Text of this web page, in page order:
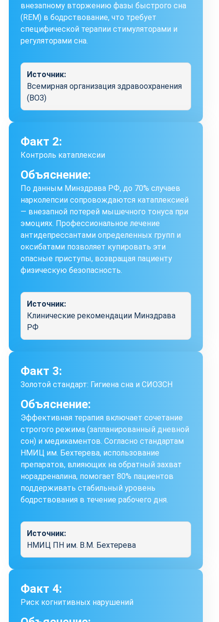
внезапному вторжению фазы быстрого сна
(REM) в бодрствование, что требует
специфической терапии стимуляторами и
регуляторами сна.
Источник:
Всемирная организация здравоохранения
(ВОЗ)
Факт 2:
Контроль катаплексии
Объяснение:
По данным Минздрава РФ, до 70% случаев
нарколепсии сопровождаются катаплексией
— внезапной потерей мышечного тонуса при
эмоциях. Профессиональное лечение
антидепрессантами определенных групп и
оксибатами позволяет купировать эти
опасные приступы, возвращая пациенту
физическую безопасность.
Источник:
Клинические рекомендации Минздрава
РФ
Факт 3:
Золотой стандарт: Гигиена сна и СИОЗСН
Объяснение:
Эффективная терапия включает сочетание
строгого режима (запланированный дневной
сон) и медикаментов. Согласно стандартам
НМИЦ им. Бехтерева, использование
препаратов, влияющих на обратный захват
норадреналина, помогает 80% пациентов
поддерживать стабильный уровень
бодрствования в течение рабочего дня.
Источник:
НМИЦ ПН им. В.М. Бехтерева
Факт 4:
Риск когнитивных нарушений